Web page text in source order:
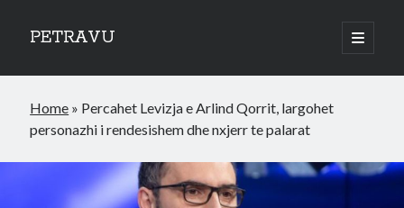
PETRAVU
open
primary
Sidebar
Bank
Credit Cards
Home » Percahet Levizja e Arlind Qorrit, largohet
personazhi i rendesishem dhe nxjerr te palarat